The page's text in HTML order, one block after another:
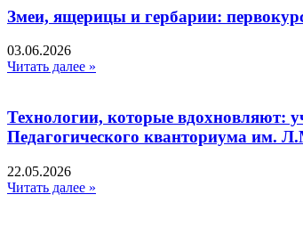
Змеи, ящерицы и гербарии:
03.06.2026
Читать далее »
Технологии, которые вдохновляют:
Педагогического кванториума им.
22.05.2026
Читать далее »